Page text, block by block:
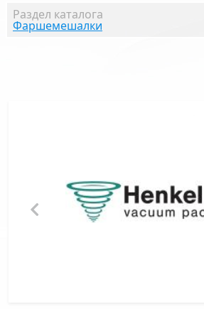
Раздел каталога
Фаршемешалки